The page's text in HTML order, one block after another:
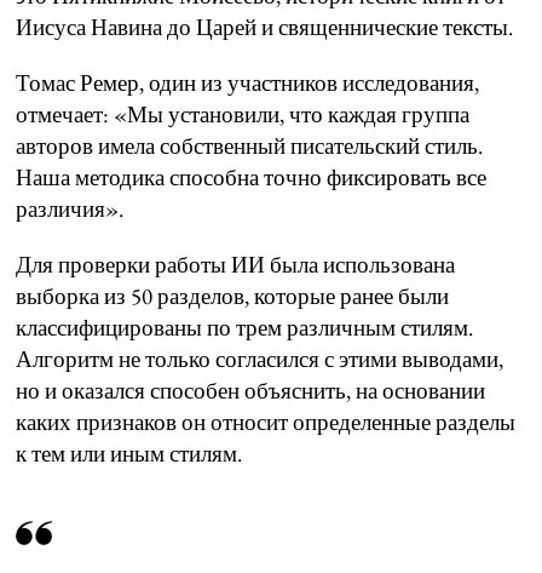
Иисуса Навина до Царей и священнические тексты.
Томас Ремер, один из участников исследования,
отмечает: «Мы установили, что каждая группа
авторов имела собственный писательский стиль.
Наша методика способна точно фиксировать все
различия».
Для проверки работы ИИ была использована
выборка из 50 разделов, которые ранее были
классифицированы по трем различным стилям.
Алгоритм не только согласился с этими выводами,
но и оказался способен объяснить, на основании
каких признаков он относит определенные разделы
к тем или иным стилям.